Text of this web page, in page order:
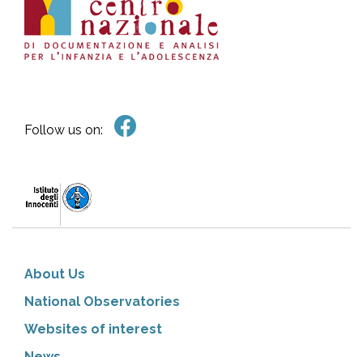
Follow us on:
About Us
National Observatories
Websites of interest